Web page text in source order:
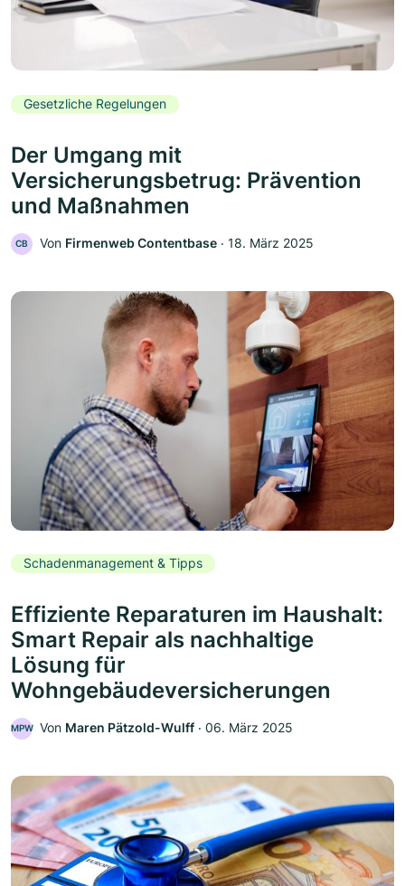
Gesetzliche Regelungen
Der Umgang mit
Versicherungsbetrug: Prävention
und Maßnahmen
CB Von Firmenweb Contentbase ‧ 18. März 2025
Schadenmanagement & Tipps
Effiziente Reparaturen im Haushalt:
Smart Repair als nachhaltige
Lösung für
Wohngebäudeversicherungen
MPW Von Maren Pätzold-Wulff ‧ 06. März 2025